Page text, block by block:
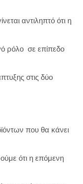
αντιληπτό ότι η
ρόλο σε επίπεδο
στις δύο
που θα κάνει
ότι η επόμενη